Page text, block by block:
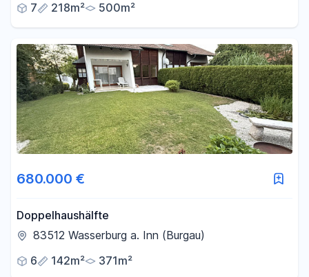
7
218m² 500m²
680.000 €
Doppelhaushälfte
83512 Wasserburg a. Inn (Burgau)
6
142m² 371m²